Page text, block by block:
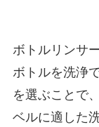
ボトルリンサ
ボトルを洗浄
を選ぶことで
ベルに適した